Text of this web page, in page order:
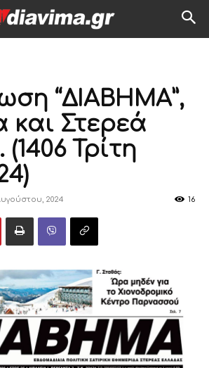
“ΔΙΑΒΗΜΑ”,
και Στερεά
Τρίτη
2024 16